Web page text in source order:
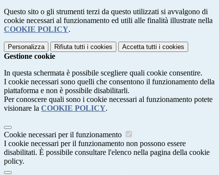
Questo sito o gli strumenti terzi da questo utilizzati si avvalgono di
cookie necessari al funzionamento ed utili alle finalità illustrate nella
COOKIE POLICY.
Personalizza Rifiuta tutti i cookies Accetta tutti i cookies
Gestione cookie
In questa schermata è possibile scegliere quali cookie consentire.
I cookie necessari sono quelli che consentono il funzionamento della
piattaforma e non è possibile disabilitarli.
Per conoscere quali sono i cookie necessari al funzionamento potete
visionare la COOKIE POLICY.
Cookie necessari per il funzionamento
I cookie necessari per il funzionamento non possono essere
disabilitati. È possibile consultare l'elenco nella pagina della cookie
policy.